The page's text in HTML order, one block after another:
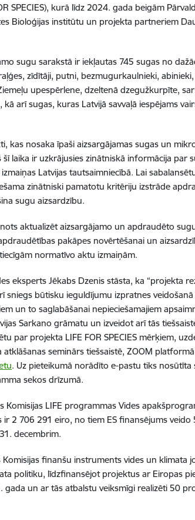
SPECIES), kurā līdz 2024. gada beigām
Bioloģijas institūtu un projekta partneriem
sugu sarakstā ir iekļautas 745 sugas no
zīdītāji, putni, bezmugurkaulnieki,
upespērlene, dzeltenā dzegužkurpīte,
arī sugas, kuras Latvijā savvaļā iespējams
kas nosaka īpaši aizsargājamas sugas un
laika ir uzkrājusies zinātniskā informācija
Latvijas tautsaimniecībā. Lai
zinātniski pamatotu kritēriju izstrāde
sugu aizsardzību.
aktualizēt aizsargājamo un apdraudēto
pakāpes novērtēšanai un
normatīvo aktu izmaiņām.
eksperts Jēkabs Dzenis stāsta, ka “projekta
sniegs būtisku ieguldījumu izpratnes
un to saglabāšanai nepieciešamajiem
Sarkano grāmatu un izveidot arī tās
par projekta LIFE FOR SPECIES mērķiem,
seminārs tiešsaistē, ZOOM
. Uz pieteikumā norādīto e-pastu tiks nosūtīta
sekos drīzumā.
Komisijas LIFE programmas Vides
2 706 291 eiro, no tiem ES finansējums
decembrim.
finanšu instruments vides un klimata
politiku, līdzfinansējot projektus ar Eiropas
gada un ar tās atbalstu veiksmīgi realizēti 50